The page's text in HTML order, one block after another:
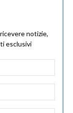
notizie,
esclusivi